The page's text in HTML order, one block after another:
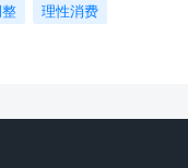
理性消费